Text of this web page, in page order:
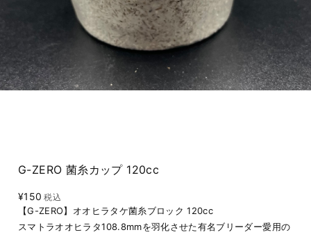
G-ZERO 菌糸カップ 120cc
¥150 税込
【G-ZERO】オオヒラタケ菌糸ブロック 120cc
スマトラオオヒラタ108.8mmを羽化させた有名ブリーダー愛用の